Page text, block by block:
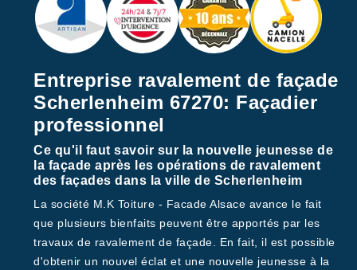
Entreprise ravalement de façade
Scherlenheim 67270: Façadier
professionnel
Ce qu'il faut savoir sur la nouvelle jeunesse de
la façade après les opérations de ravalement
des façades dans la ville de Scherlenheim
La société M.K Toiture - Facade Alsace avance le fait
que plusieurs bienfaits peuvent être apportés par les
travaux de ravalement de façade. En fait, il est possible
d'obtenir un nouvel éclat et une nouvelle jeunesse à la